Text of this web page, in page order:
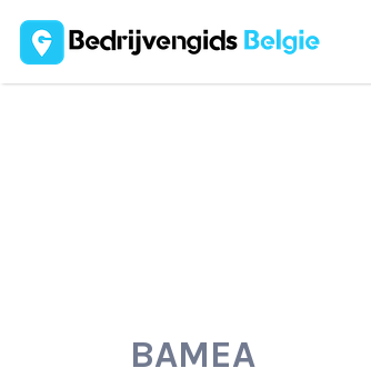
Zoek
naar:
BAMEA